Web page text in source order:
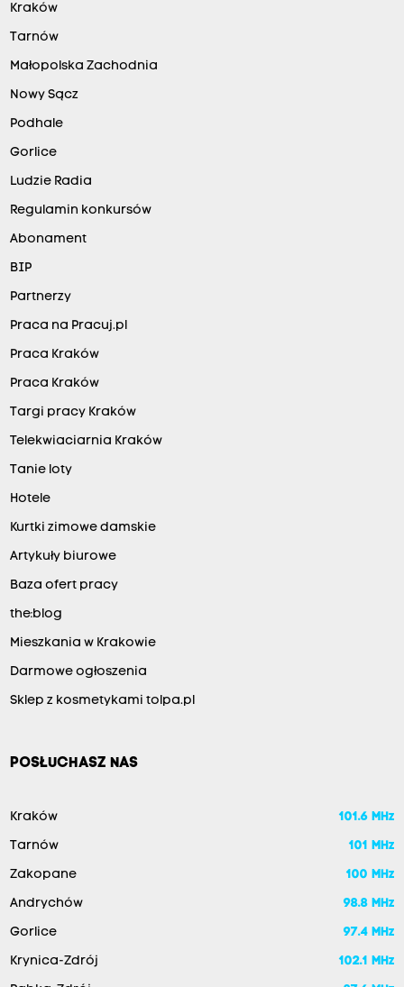
Kraków
Tarnów
Małopolska Zachodnia
Nowy Sącz
Podhale
Gorlice
Ludzie Radia
Regulamin konkursów
Abonament
BIP
Partnerzy
Praca na Pracuj.pl
Praca Kraków
Praca Kraków
Targi pracy Kraków
Telekwiaciarnia Kraków
Tanie loty
Hotele
Kurtki zimowe damskie
Artykuły biurowe
Baza ofert pracy
the:blog
Mieszkania w Krakowie
Darmowe ogłoszenia
Sklep z kosmetykami tolpa.pl
POSŁUCHASZ NAS
Kraków 101.6 MHz
Tarnów 101 MHz
Zakopane 100 MHz
Andrychów 98.8 MHz
Gorlice 97.4 MHz
Krynica-Zdrój 102.1 MHz